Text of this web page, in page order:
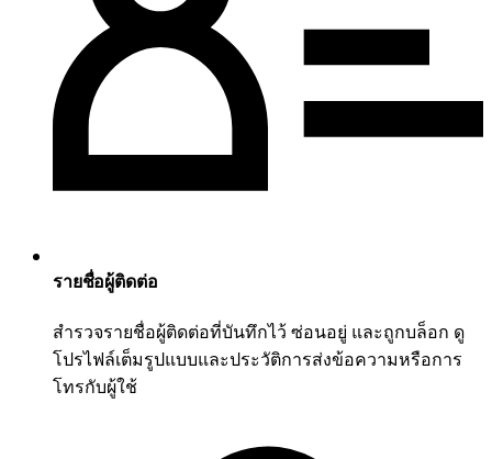
รายชื่อผู้ติดต่อ
สำรวจรายชื่อผู้ติดต่อที่บันทึกไว้ ซ่อนอยู่ และถูกบล็อก ดู
โปรไฟล์เต็มรูปแบบและประวัติการส่งข้อความหรือการ
โทรกับผู้ใช้